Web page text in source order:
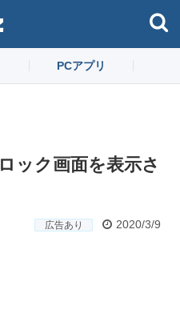
PCアプリ
ック画面を表示さ
広告あり 2020/3/9